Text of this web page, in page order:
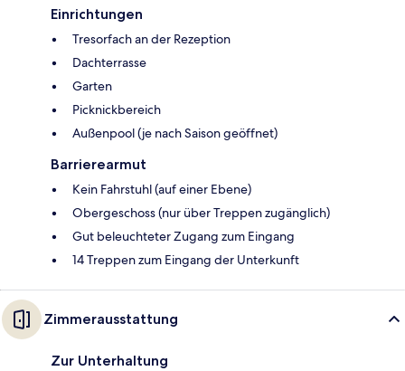
Einrichtungen
Tresorfach an der Rezeption
Dachterrasse
Garten
Picknickbereich
Außenpool (je nach Saison geöffnet)
Barrierearmut
Kein Fahrstuhl (auf einer Ebene)
Obergeschoss (nur über Treppen zugänglich)
Gut beleuchteter Zugang zum Eingang
14 Treppen zum Eingang der Unterkunft
Zimmerausstattung
Zur Unterhaltung